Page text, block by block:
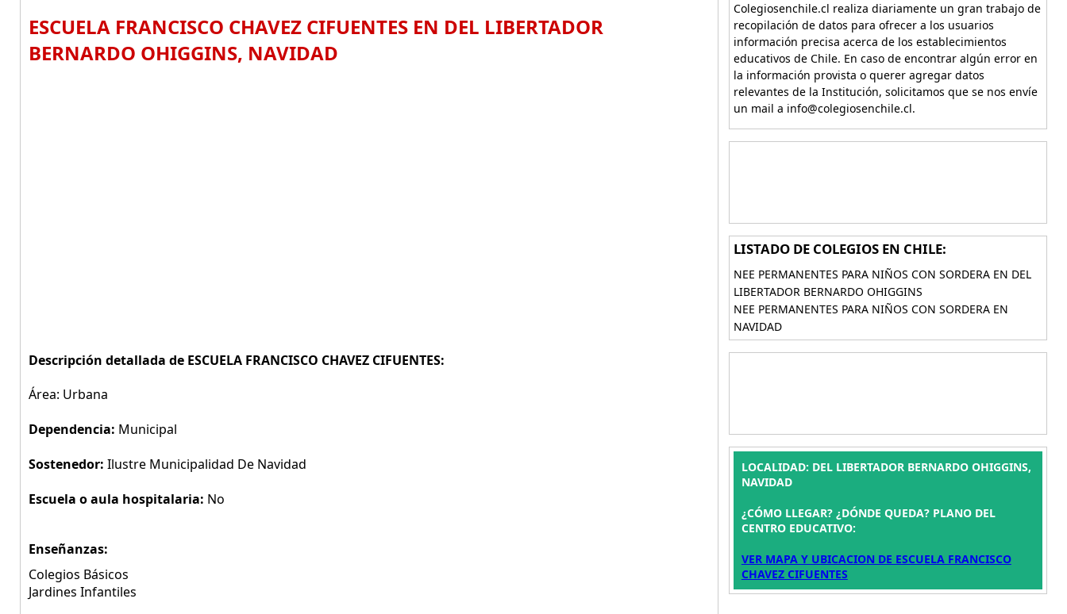
ESCUELA FRANCISCO CHAVEZ CIFUENTES EN DEL LIBERTADOR
BERNARDO OHIGGINS, NAVIDAD
Descripción detallada de ESCUELA FRANCISCO CHAVEZ CIFUENTES:
Área: Urbana
Dependencia: Municipal
Sostenedor: Ilustre Municipalidad De Navidad
Escuela o aula hospitalaria: No
Enseñanzas:
Colegios Básicos
Jardines Infantiles
Colegiosenchile.cl realiza diariamente un gran trabajo de
recopilación de datos para ofrecer a los usuarios
información precisa acerca de los establecimientos
educativos de Chile. En caso de encontrar algún error en
la información provista o querer agregar datos
relevantes de la Institución, solicitamos que se nos envíe
un mail a info@colegiosenchile.cl.
LISTADO DE COLEGIOS EN CHILE:
NEE PERMANENTES PARA NIÑOS CON SORDERA EN DEL
LIBERTADOR BERNARDO OHIGGINS
NEE PERMANENTES PARA NIÑOS CON SORDERA EN
NAVIDAD
LOCALIDAD: DEL LIBERTADOR BERNARDO OHIGGINS,
NAVIDAD
¿CÓMO LLEGAR? ¿DÓNDE QUEDA? PLANO DEL
CENTRO EDUCATIVO:
VER MAPA Y UBICACION DE ESCUELA FRANCISCO
CHAVEZ CIFUENTES